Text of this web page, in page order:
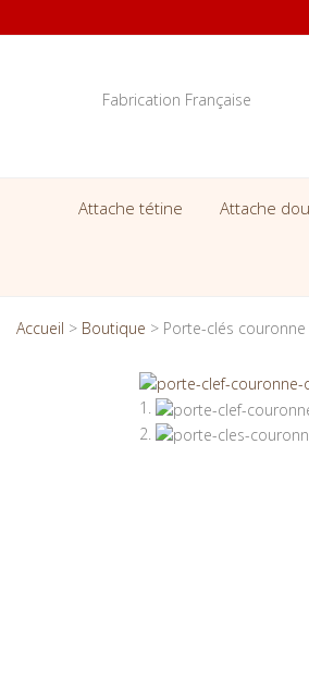
Fabrication Française
Attache tétine Attache
Accueil > Boutique > Porte-clés